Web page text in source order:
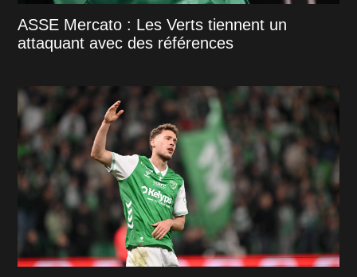
ASSE Mercato : Les Verts tiennent un
attaquant avec des références